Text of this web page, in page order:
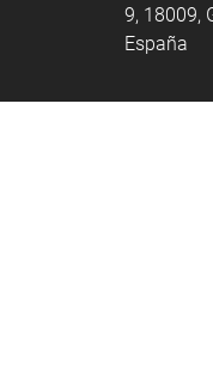
9, 18009,
España